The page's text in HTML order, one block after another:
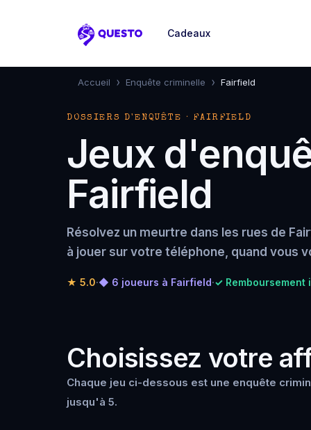
Questo
Cadeaux
Accueil › Enquête criminelle › Fairfield
DOSSIERS D'ENQUÊTE · FAIRFIELD
Jeux
Fairfield
Résolvez un meurtre dans les rues de
à jouer sur votre téléphone, quand vous
★ 5.0·◆ 6 joueurs à Fairfield·✓ Remboursement
Choisissez votre
Chaque jeu ci-dessous est une enquête
jusqu'à 5.